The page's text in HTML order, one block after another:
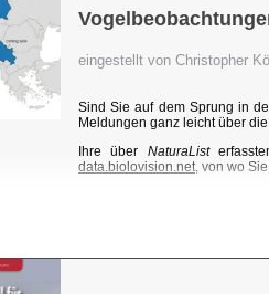
eingestellt von Christopher
Sind Sie auf dem Sprung in
Meldungen ganz leicht über
Ihre über NaturaList
data.biolovision.net , von wo